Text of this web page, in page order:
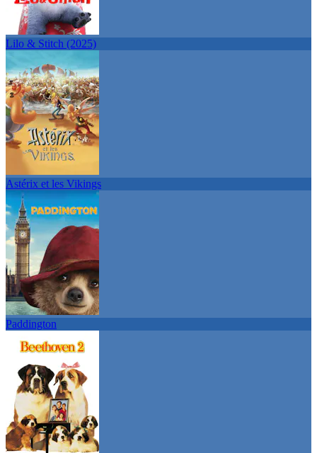
Lilo & Stitch (2025)
Astérix et les Vikings
Paddington